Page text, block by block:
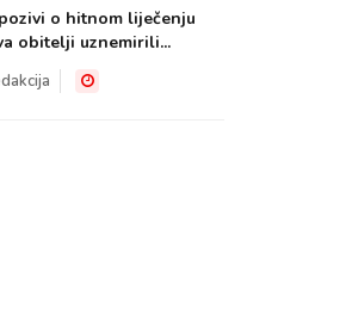
o hitnom liječenju
obitelji uznemirili...